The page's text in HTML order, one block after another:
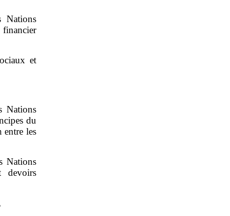
Nations
financier
et
Nations
du
entre les
Nations
devoirs